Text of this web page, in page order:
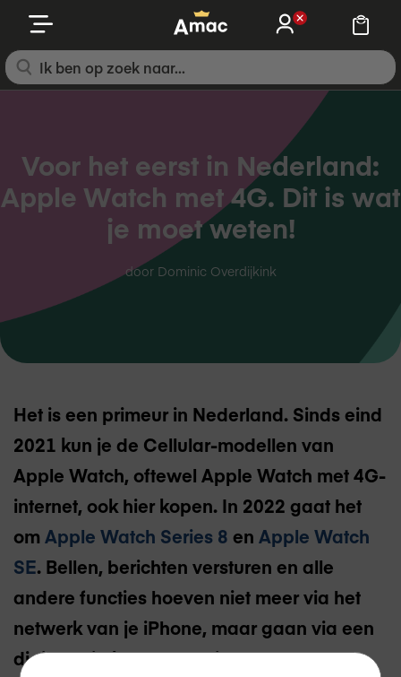
naar
de
inhoud
Voor het eerst in Nederland:
Apple Watch met 4G. Dit is wat
je moet weten!
door Dominic Overdijkink
Het is een primeur in Nederland. Sinds eind
2021 kun je de Cellular-modellen van
Apple Watch, oftewel Apple Watch met 4G-
internet, ook hier kopen. In 2022 gaat het
om Apple Watch Series 8 en Apple Watch
SE. Bellen, berichten versturen en alle
andere functies hoeven niet meer via het
netwerk van je iPhone, maar gaan via een
digitale simkaart, de eSim.